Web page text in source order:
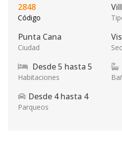
2848
Código
Punta Cana
Ciudad
Desde5 hasta 5
Habitaciones
Desde 4hasta 4
Parqueos